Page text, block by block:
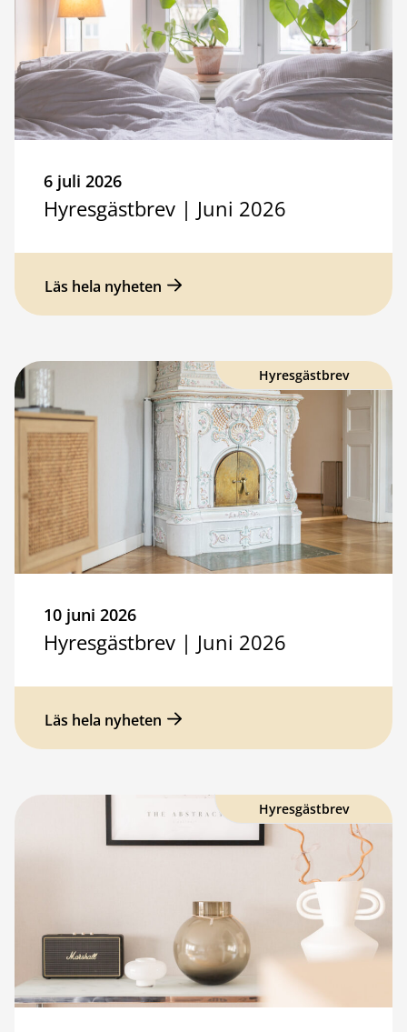
6 juli 2026
Hyresgästbrev | Juni 2026
Läs hela nyheten
Hyresgästbrev
10 juni 2026
Hyresgästbrev | Juni 2026
Läs hela nyheten
Hyresgästbrev